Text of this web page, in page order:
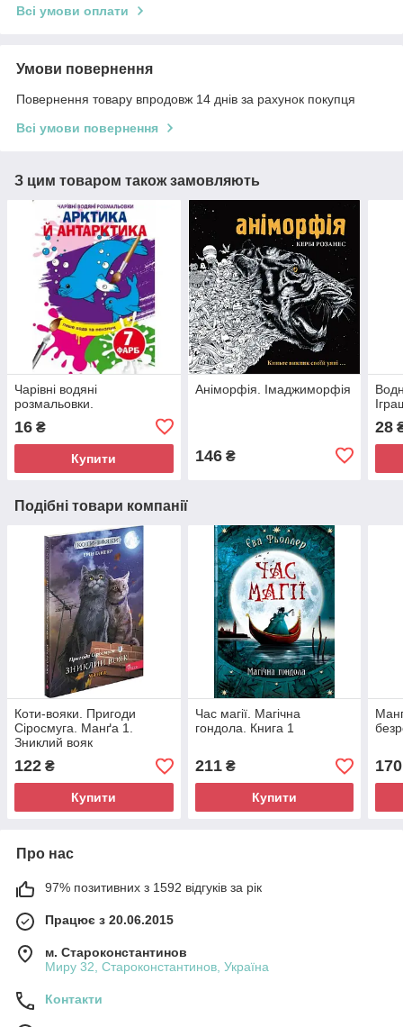
Всі умови оплати
Умови повернення
Повернення товару впродовж 14 днів за рахунок покупця
Всі умови повернення
З цим товаром також замовляють
Чарівні водяні
розмальовки.
16 ₴
Купити
Аніморфія. Імаджиморфія
146₴
28
Подібні товари компанії
Коти-вояки. Пригоди
Сіросмуга. Манґа 1.
Зниклий вояк
122 ₴
Купити
Час магії. Магічна
гондола. Книга 1
211₴
Купити
170
Про нас
97% позитивних з 1592 відгуків за рік
Працює з 20.06.2015
м. Староконстантинов
Миру 32, Староконстантинов, Україна
Контакти